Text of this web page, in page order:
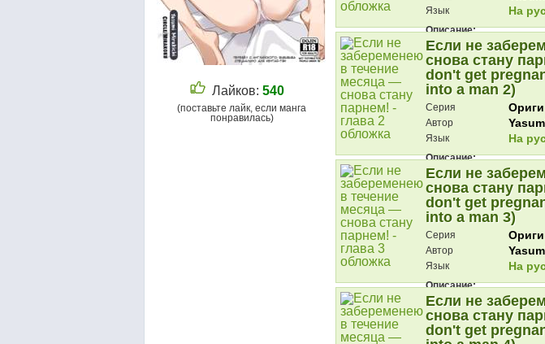
Лайков: 540
(поставьте лайк, если манга
понравилась)
Язык На
Описание:
Преимущества:1. Есть
отзывах3. Автор
вышла в 2025)4.
Если не
снова стану
don't get
into a man 2)
Серия
Автор
Язык На
Описание:
Продолжение!Если вам
плюсик, а если очень
анонимный отзыв по
Если не
снова стану
don't get
into a man 3)
Серия
Автор
Язык На
Описание:
Ну вы знаете
Если не
снова стану
don't get